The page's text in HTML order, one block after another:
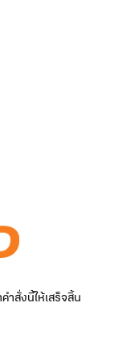
สั่งนี้ให้เสร็จสิ้น